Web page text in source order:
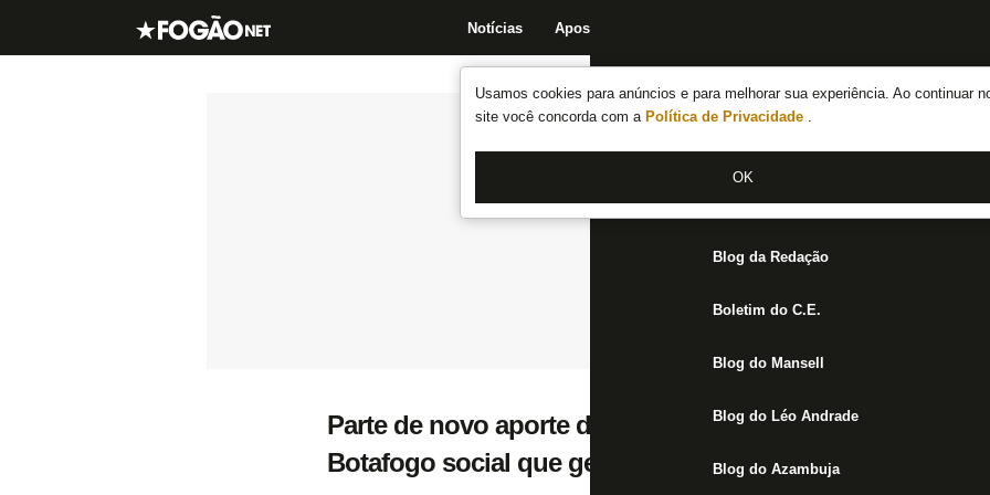
Usamos cookies para anúncios e para melhorar sua experiência. Ao continuar
site você concorda com a Política de Privacidade .
OK
Notícias Apostas
Notícias do Botafogo
Fórum
Jogos
Blog da Redação
Boletim do C.E.
Blog do Mansell
Blog do Léo Andrade
Blog do Azambuja
Parte de novo aporte da GDA deve ser destinada a quitar
Botafogo social que gestão anterior deixou em aberto